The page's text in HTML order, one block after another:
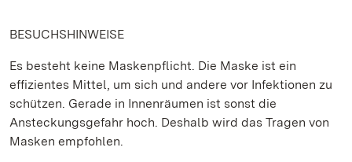
BESUCHSHINWEISE
Es besteht keine Maskenpflicht. Die Maske ist ein
effizientes Mittel, um sich und andere vor Infektionen zu
schützen. Gerade in Innenräumen ist sonst die
Ansteckungsgefahr hoch. Deshalb wird das Tragen von
Masken empfohlen.